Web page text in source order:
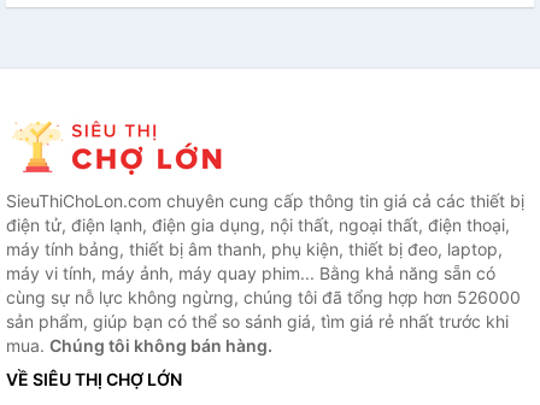
SieuThiChoLon.com chuyên cung cấp thông tin giá cả các thiết bị
điện tử, điện lạnh, điện gia dụng, nội thất, ngoại thất, điện thoại,
máy tính bảng, thiết bị âm thanh, phụ kiện, thiết bị đeo, laptop,
máy vi tính, máy ảnh, máy quay phim... Bằng khả năng sẵn có
cùng sự nỗ lực không ngừng, chúng tôi đã tổng hợp hơn 526000
sản phẩm, giúp bạn có thể so sánh giá, tìm giá rẻ nhất trước khi
mua. Chúng tôi không bán hàng.
VỀ SIÊU THỊ CHỢ LỚN